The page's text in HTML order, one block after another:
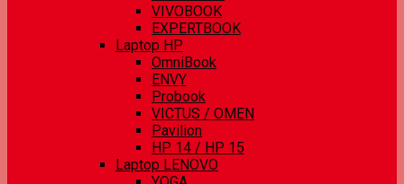
VIVOBOOK
EXPERTBOOK
Laptop HP
OmniBook
ENVY
Probook
VICTUS / OMEN
Pavilion
HP 14 / HP 15
Laptop LENOVO